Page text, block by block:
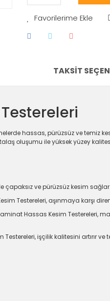
TAKSIT
hassas, pürüzsüz ve temiz
oluşumu ile yüksek yüzey
çapaksız ve pürüzsüz kesim sağlar.
Testereleri, aşınmaya karşı
Hassas Kesim
Testereleri, işçilik kalitesini artırır